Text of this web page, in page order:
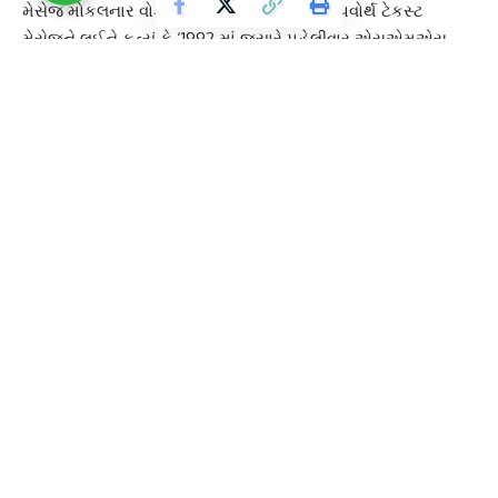
મેસેજ મોકલનાર વોડાફોન
એન્જીનિયર નીલ પાપવોર્થ ટેકસ્ટ
મેસેજને લઈને કહ્યું કે ‘1992 માં જ્યારે પહેલીવાર એસએમએસ